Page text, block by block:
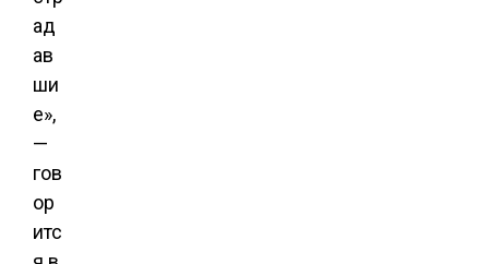
ад
ав
ши
е»,
—
гов
ор
итс